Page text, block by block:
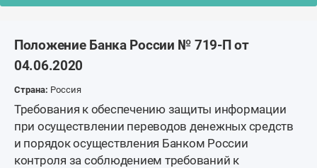
Положение Банка России № 719-П от
04.06.2020
Страна: Россия
Требования к обеспечению защиты информации
при осуществлении переводов денежных средств
и порядок осуществления Банком России
контроля за соблюдением требований к